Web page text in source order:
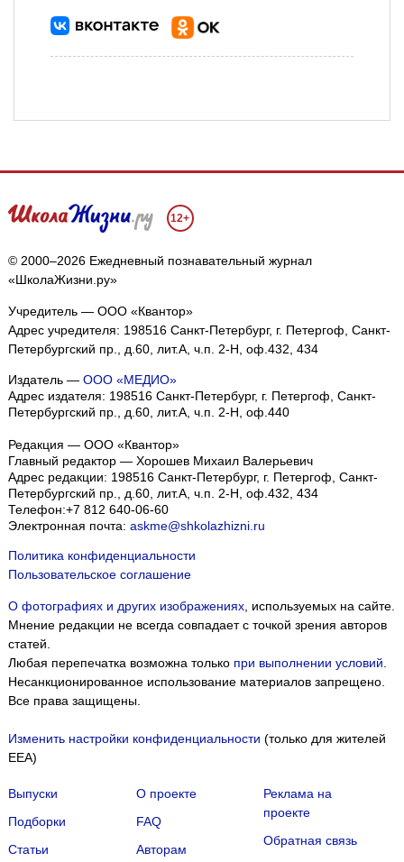
12+
© 2000–2026 Ежедневный познавательный журнал
«ШколаЖизни.ру»
Учредитель — ООО «Квантор»
Адрес учредителя: 198516 Санкт-Петербург, г. Петергоф, Санкт-
Петербургский пр., д.60, лит.А, ч.п. 2-Н, оф.432, 434
Издатель — ООО «МЕДИО»
Адрес издателя: 198516 Санкт-Петербург, г. Петергоф, Санкт-
Петербургский пр., д.60, лит.А, ч.п. 2-Н, оф.440
Редакция — ООО «Квантор»
Главный редактор — Хорошев Михаил Валерьевич
Адрес редакции: 198516 Санкт-Петербург, г. Петергоф Санкт-
Петербургский пр., д.60, лит.А, ч.п. 2-Н, оф.432, 434
Телефон:+7 812 640-06-60
Электронная почта: askme@shkolazhizni.ru
Политика конфиденциальности
Пользовательское соглашение
О фотографиях и других изображениях, используемых на сайте.
Мнение редакции не всегда совпадает с точкой зрения авторов
статей.
Любая перепечатка возможна только при выполнении условий
Несанкционированное использование материалов запрещено.
Все права защищены.
Изменить настройки конфиденциальности (только для жителей
EEA)
Выпуски
Подборки
Статьи
О проекте
FAQ
Авторам
Реклама на
проекте
Обратная связь